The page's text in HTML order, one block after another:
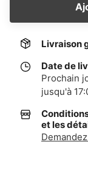
Livraison
Date de
Prochain
jusqu'à
et les